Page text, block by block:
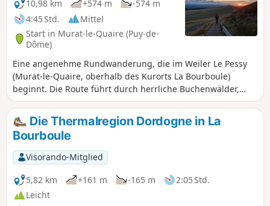
10,98 km +574 m
-574 m
4:45 Std.
Mittel
Start in Murat-le-Quaire (Puy-de-
Dôme)
Eine angenehme Rundwanderung, die im Weiler Le Pessy
(Murat-le-Quaire, oberhalb des Kurorts La Bourboule)
beginnt. Die Route führt durch herrliche Buchenwälder,
bevor sie die Sommerweiden und Hochweiden der Banne
d’Ordanche erreicht. Dieser 1.512 m hohe Vulkangipfel
bietet ein außergewöhnliches Panorama: von den Monts du
Cantal über die Hochebenen der Corrèze bis hin zu den
Monts Dômes.
Die Thermalregion Dordogne in La
Bourboule
Visorando-Mitglied
5,82 km
+161 m -165 m
2:05 Std.
Leicht